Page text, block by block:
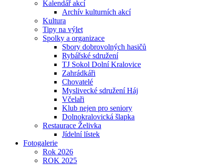
Kalendář akcí
Archív kulturních akcí
Kultura
Tipy na výlet
Spolky a organizace
Sbory dobrovolných hasičů
Rybářské sdružení
TJ Sokol Dolní Kralovice
Zahrádkáři
Chovatelé
Myslivecké sdružení Háj
Včelaři
Klub nejen pro seniory
Dolnokralovická šlapka
Restaurace Želivka
Jídelní lístek
Fotogalerie
Rok 2026
ROK 2025